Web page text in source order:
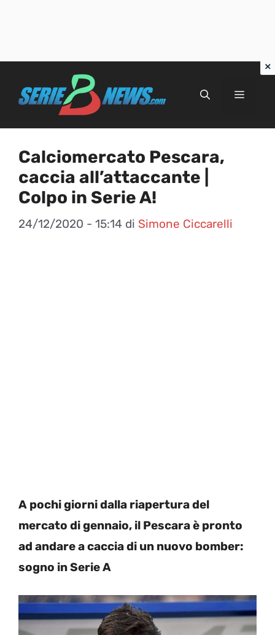
Menu
Calciomercato Pescara,
caccia all’attaccante |
Colpo in Serie A!
24/12/2020 - 15:14 di Simone Ciccarelli
A pochi giorni dalla riapertura del
mercato di gennaio, il Pescara è pronto
ad andare a caccia di un nuovo bomber:
sogno in Serie A